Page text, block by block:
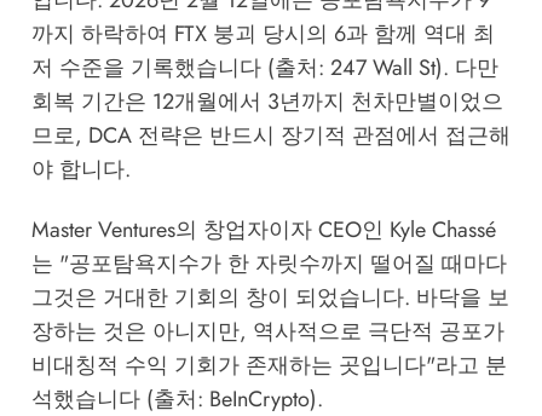
까지 하락하여 FTX 붕괴 당시의 6과 함께 역대 최
저 수준을 기록했습니다 (출처: 247 Wall St). 다만
회복 기간은 12개월에서 3년까지 천차만별이었으
므로, DCA 전략은 반드시 장기적 관점에서 접근해
야 합니다.
Master Ventures의 창업자이자 CEO인 Kyle Chassé
는 "공포탐욕지수가 한 자릿수까지 떨어질 때마다
그것은 거대한 기회의 창이 되었습니다. 바닥을 보
장하는 것은 아니지만, 역사적으로 극단적 공포가
비대칭적 수익 기회가 존재하는 곳입니다"라고 분
석했습니다 (출처: BeInCrypto).